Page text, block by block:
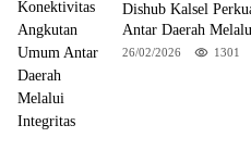
Dishub Kalsel
Antar Daerah
26/02/2026 1301